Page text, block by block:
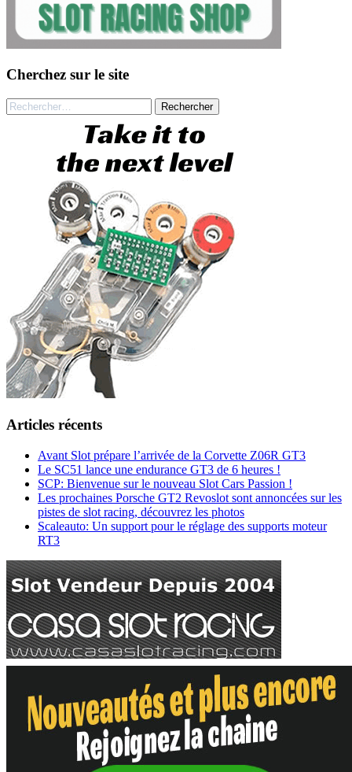
Cherchez sur le site
Rechercher :
Articles récents
Avant Slot prépare l’arrivée de la Corvette Z06R GT3
Le SC51 lance une endurance GT3 de 6 heures !
SCP: Bienvenue sur le nouveau Slot Cars Passion !
Les prochaines Porsche GT2 Revoslot sont annoncées sur les
pistes de slot racing, découvrez les photos
Scaleauto: Un support pour le réglage des supports moteur
RT3